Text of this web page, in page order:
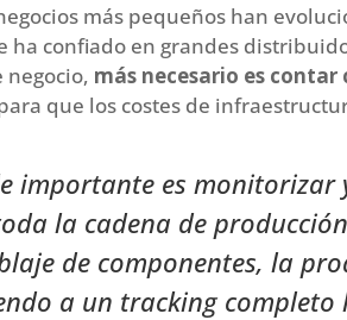
más pequeños han
ha confiado en grandes
negocio, más necesario es
que los costes de
importante es
la cadena de
de componentes, la
a un tracking